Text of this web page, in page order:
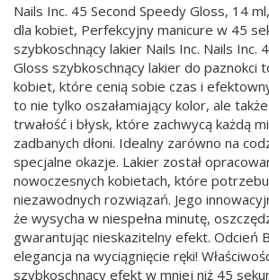
Nails Inc. 45 Second Speedy Gloss, 14
dla kobiet, Perfekcyjny manicure w 45
szybkoschnący lakier Nails Inc. Nails Inc.
Gloss szybkoschnący lakier do paznokci
kobiet, które cenią sobie czas i
to nie tylko oszałamiający kolor, ale
trwałość i błysk, które zachwycą każdą
zadbanych dłoni. Idealny zarówno na
specjalne okazje. Lakier został
nowoczesnych kobietach, które
niezawodnych rozwiązań. Jego
że wysycha w niespełna minutę,
gwarantując nieskazitelny efekt. Odcień
elegancja na wyciągnięcie ręki!
szybkoschnący efekt w mniej niż 45